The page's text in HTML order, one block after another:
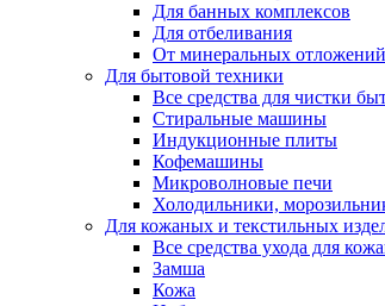
Для банных комплексов
Для отбеливания
От минеральных отложений
Для бытовой техники
Все средства для чистки
Стиральные машины
Индукционные плиты
Кофемашины
Микроволновые печи
Холодильники,
Для кожаных и текстильных
Все средства ухода для
Замша
Кожа